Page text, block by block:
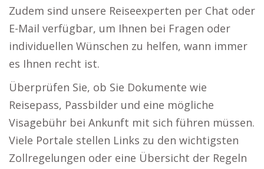
Zudem sind unsere Reiseexperten per Chat oder
E-Mail verfügbar, um Ihnen bei Fragen oder
individuellen Wünschen zu helfen, wann immer
es Ihnen recht ist.
Überprüfen Sie, ob Sie Dokumente wie
Reisepass, Passbilder und eine mögliche
Visagebühr bei Ankunft mit sich führen müssen.
Viele Portale stellen Links zu den wichtigsten
Zollregelungen oder eine Übersicht der Regeln